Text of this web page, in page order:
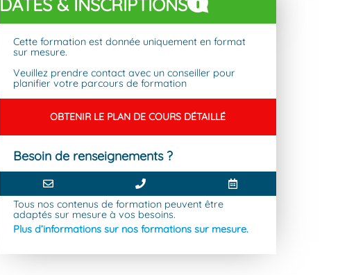
Cette formation est donnée uniquement en format
sur mesure.
Veuillez prendre contact avec un conseiller pour
planifier votre parcours de formation
OBTENIR LE PLAN DE COURS DÉTAILLÉ
Besoin de renseignements ?
Tous nos contenus de formation peuvent être
adaptés sur mesure à vos besoins.
Plus d’informations sur nos formations sur mesure.